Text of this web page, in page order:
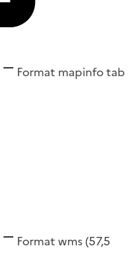
Format mapinfo tab
Format wms(57,5